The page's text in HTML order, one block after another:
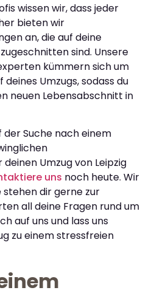
wissen wir, dass jeder
bieten wir
an, die auf deine
sind. Unsere
kümmern sich um
Umzugs, sodass du
neuen Lebensabschnitt in
der Suche nach einem
Umzug von Leipzig
uns noch heute. Wir
stehen dir gerne zur
all deine Fragen rund um
auf uns und lass uns
zu einem stressfreien